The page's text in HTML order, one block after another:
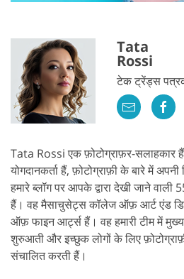
Tata
Rossi
टेक ट्रेंड्स
Tata Rossi एक फ़ोटोग्राफ़र-
योगदानकर्ता हैं, फ़ोटोग्राफ़ी के बारे में
हमारे ब्लॉग पर आपके द्वारा देखी जाने वाली
हैं। वह मैसाचुसेट्स कॉलेज ऑफ़ आर्ट एंड
ऑफ़ फाइन आर्ट्स हैं। वह हमारी टीम में मुख्य
शुरुआती और इच्छुक लोगों के लिए
संचालित करती हैं।